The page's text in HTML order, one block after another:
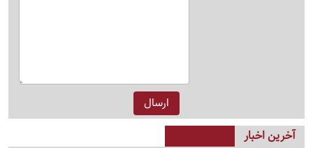
آخرین اخبار